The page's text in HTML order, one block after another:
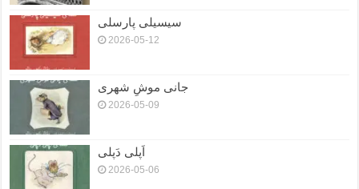
سیسیلی پارسلی
2026-05-12
جانی موشِ شهری
2026-05-09
اَپلی دَپلی
2026-05-06